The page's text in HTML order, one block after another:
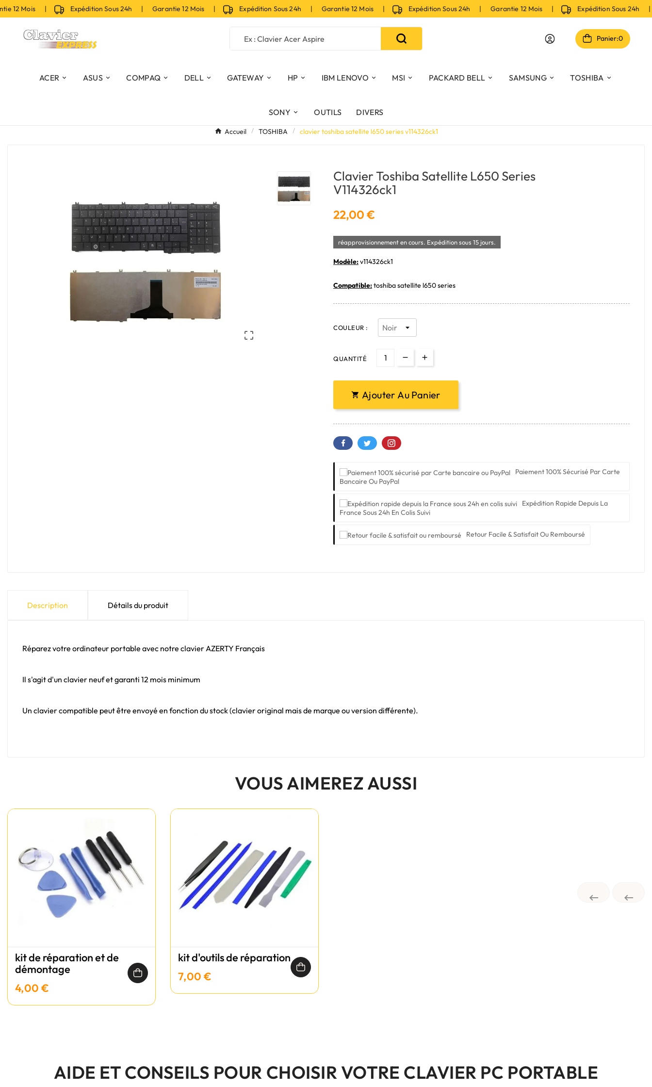
12 Mois | Expédition Sous 24h | Garantie 12 Mois | Expédition Sous 24h | Garantie 12 Mois | Expédition Sous 24h | Garantie 12 Mois | Expédition Sous 24h |
Panier:0
ACER ASUS COMPAQ DELL GATEWAY HP IBM LENOVO MSI PACKARD BELL SAMSUNG TOSHIBA
SONY OUTILS DIVERS
Accueil TOSHIBA clavier toshiba satellite l650 series v114326ck1

Clavier Toshiba Satellite L650 Series
V114326ck1
22,00 €
réapprovisionnement en cours. Expédition sous 15 jours.
Modèle:v114326ck1
Compatible:toshiba satellite l650 series
COULEUR :
QUANTITÉ
 Ajouter Au Panier
Paiement 100% Sécurisé Par Carte
Bancaire Ou PayPal
Expédition Rapide Depuis La
France Sous 24h En Colis Suivi
Retour Facile & Satisfait Ou Remboursé
Description Détails du produit
Réparez votre ordinateur portable avec notre clavier AZERTY Français
Il s'agit d'un clavier neuf et garanti 12 mois minimum
Un clavier compatible peut être envoyé en fonction du stock (clavier original mais de marque ou version différente).
VOUS AIMEREZ AUSSI
 
kit de réparation et de
démontage
4,00 €
kit d'outils de réparation
7,00 €
AIDE ET CONSEILS POUR CHOISIR VOTRE CLAVIER PC PORTABLE